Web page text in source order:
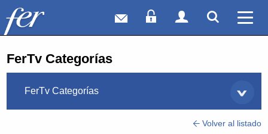
Correo webAcceso Socios
Acceso
FerTv Categorías
FerTv Categorías
Volver al listado